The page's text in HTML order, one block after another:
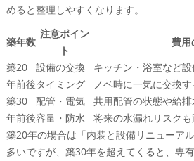
めると整理しやすくなります。
築年数
注意ポイン
ト
費用
築20
年前後
設備の交換
タイミング
キッチン・浴室など
ノベ時に一気に交換
築30
年前後
配管・電気
容量・防水
共用配管の状態や給排
将来の水漏れリスク
築20年の場合は「内装と設備リニューア
多いですが、築30年を超えてくると、専